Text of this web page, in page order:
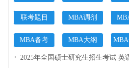
联考题目 MBA调剂
MBA备考 MBA大纲
2025年全国硕士研究生招生考试 英